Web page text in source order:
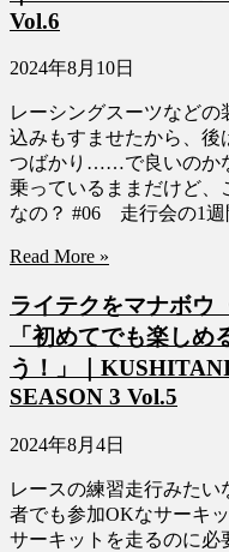
Vol.6
2024年8月10日
レーシングスーツなど
込みもすませたから、後
つばかり……で良いのか
乗っているままだけど、
なの？ #06 走行会の1週
Read More »
ライテクをマナボウ
「初めてでも楽し
う！」｜
SEASON 3 Vol.5
2024年8月4日
レースの練習走行みた
者でも参加OKなサーキ
サーキットを走るのに必